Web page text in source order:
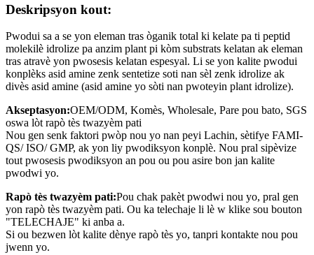
Deskripsyon kout:
Pwodui sa a se yon eleman tras òganik total ki kelate pa ti peptid
molekilè idrolize pa anzim plant pi kòm substrats kelatan ak eleman
tras atravè yon pwosesis kelatan espesyal. Li se yon kalite pwodui
konplèks asid amine zenk sentetize soti nan sèl zenk idrolize ak
divès asid amine (asid amine yo sòti nan pwoteyin plant idrolize).
Akseptasyon:OEM/ODM, Komès, Wholesale, Pare pou bato, SGS
oswa lòt rapò tès twazyèm pati
Nou gen senk faktori pwòp nou yo nan peyi Lachin, sètifye FAMI-
QS/ ISO/ GMP, ak yon liy pwodiksyon konplè. Nou pral sipèvize
tout pwosesis pwodiksyon an pou ou pou asire bon jan kalite
pwodwi yo.
Rapò tès twazyèm pati:Pou chak pakèt pwodwi nou yo, pral gen
yon rapò tès twazyèm pati. Ou ka telechaje li lè w klike sou bouton
"TELECHAJE" ki anba a.
Si ou bezwen lòt kalite dènye rapò tès yo, tanpri kontakte nou pou
jwenn yo.